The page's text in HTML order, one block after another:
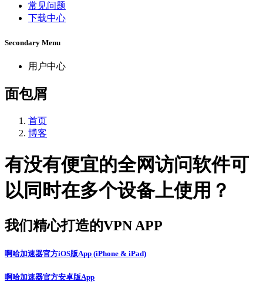
常见问题
下载中心
Secondary Menu
用户中心
面包屑
首页
博客
有没有便宜的全网访问软件可
以同时在多个设备上使用？
我们精心打造的VPN APP
啊哈加速器官方iOS版App (iPhone & iPad)
啊哈加速器官方安卓版App